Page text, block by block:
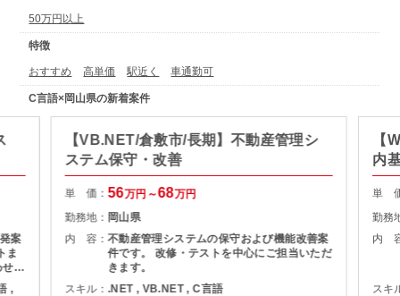
50万円以上
特徴
おすすめ 高単価 駅近く 車通勤可
C言語×岡山県の新着案件
案
ま
て
,
【VB.NET/倉敷市/長期】不動産管理シ
ステム保守・改善
単 価：56万円～68万円
勤務地： 岡山県
内 容：不動産管理システムの保守および機能改善案
件です。 改修・テストを中心にご担当いただ
きます。
スキル： .NET , VB.NET , C言語
【
内
単
勤務
内
スキ